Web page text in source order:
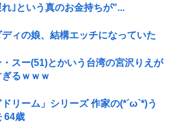
｣という真のお金持ちが"...
ディの娘、結構エッチになっていた
・スー(51)とかいう台湾の宮沢りえが
るｗｗｗ
ドリーム」シリーズ 作家の(*´ω`*)う
64歳